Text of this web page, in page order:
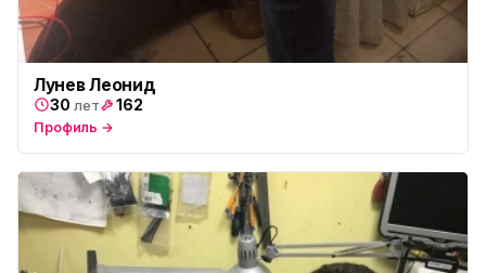
Лунев Леонид
30 лет 162
Профиль →